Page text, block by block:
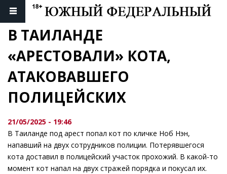
В ТАИЛАНДЕ
«АРЕСТОВАЛИ» КОТА,
АТАКОВАВШЕГО
ПОЛИЦЕЙСКИХ
21/05/2025 - 19:46
В Таиланде под арест попал кот по кличке Ноб Нэн,
напавший на двух сотрудников полиции. Потерявшегося
кота доставил в полицейский участок прохожий. В какой-то
момент кот напал на двух стражей порядка и покусал их.